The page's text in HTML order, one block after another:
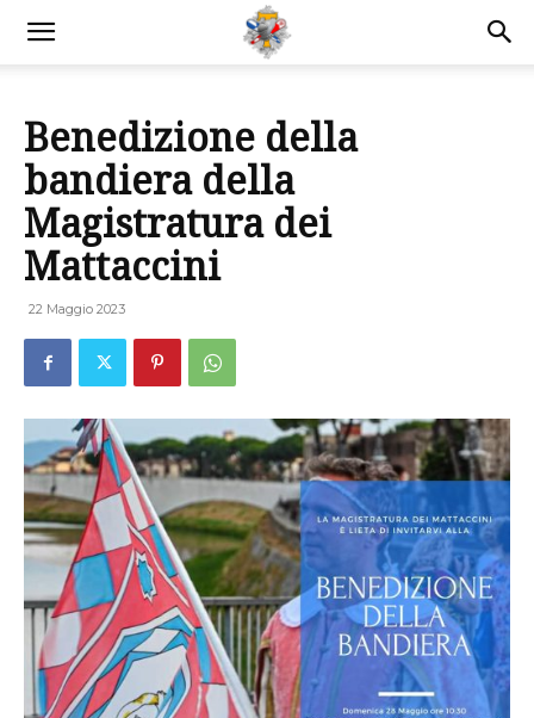
Benedizione della
bandiera della
Magistratura dei
Mattaccini
22 Maggio 2023